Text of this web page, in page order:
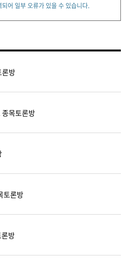
어 일부 오류가 있을 수 있습니다.
론방
목토론방
토론방
방